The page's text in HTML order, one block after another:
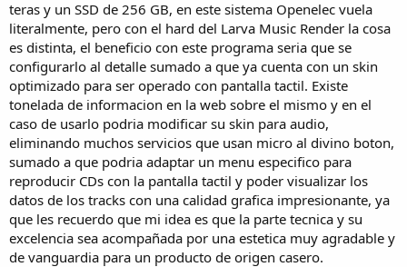
teras y un SSD de 256 GB, en este sistema Openelec vuela
literalmente, pero con el hard del Larva Music Render la cosa
es distinta, el beneficio con este programa seria que se
configurarlo al detalle sumado a que ya cuenta con un skin
optimizado para ser operado con pantalla tactil. Existe
tonelada de informacion en la web sobre el mismo y en el
caso de usarlo podria modificar su skin para audio,
eliminando muchos servicios que usan micro al divino boton,
sumado a que podria adaptar un menu especifico para
reproducir CDs con la pantalla tactil y poder visualizar los
datos de los tracks con una calidad grafica impresionante, ya
que les recuerdo que mi idea es que la parte tecnica y su
excelencia sea acompañada por una estetica muy agradable y
de vanguardia para un producto de origen casero.